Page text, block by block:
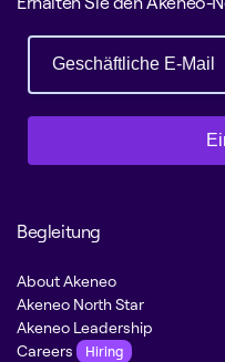
Begleitung
About Akeneo
Akeneo North Star
Akeneo Leadership
Careers
Hiring